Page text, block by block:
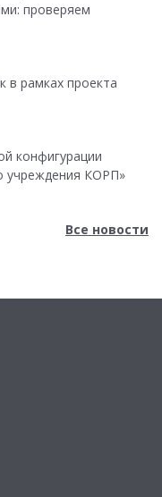
проверяем
в рамках проекта
конфигурации
учреждения КОРП»
Все новости